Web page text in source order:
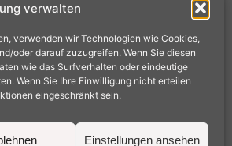
verwalten
verwenden wir Technologien wie Cookies,
oder darauf zuzugreifen. Wenn Sie diesen
wie das Surfverhalten oder eindeutige
Wenn Sie Ihre Einwilligung nicht erteilen
eingeschränkt sein.
Einstellungen ansehen
→
·
mail@radioproduktion.de